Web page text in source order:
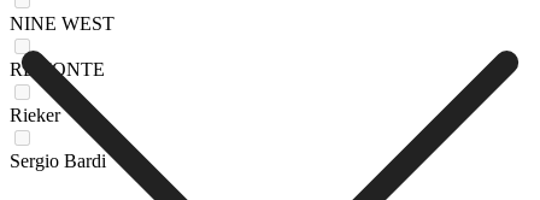
NINE WEST
REMONTE
Rieker
Sergio Bardi